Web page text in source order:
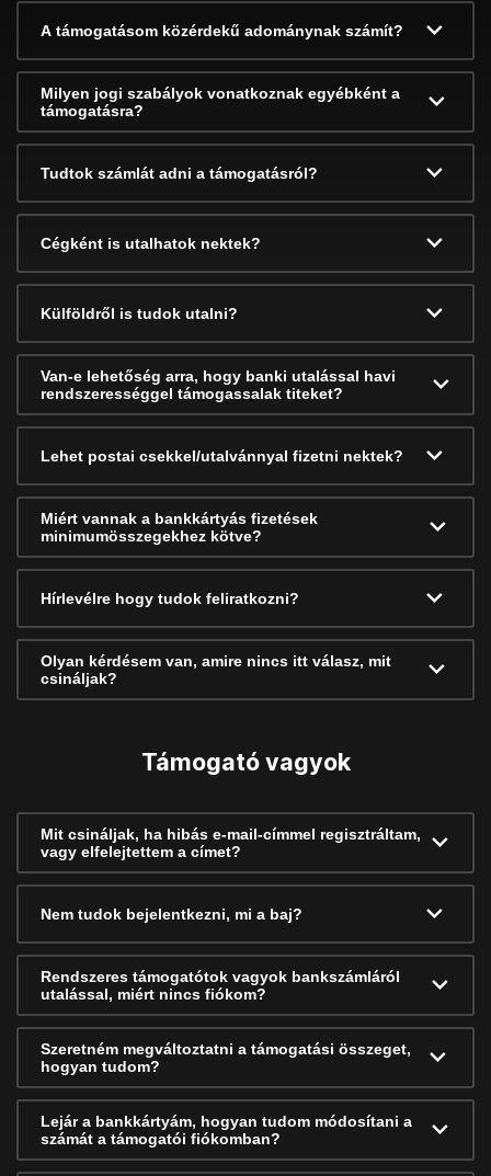
A támogatásom közérdekű adománynak számít?
Milyen jogi szabályok vonatkoznak egyébként a
támogatásra?
Tudtok számlát adni a támogatásról?
Cégként is utalhatok nektek?
Külföldről is tudok utalni?
Van-e lehetőség arra, hogy banki utalással havi
rendszerességgel támogassalak titeket?
Lehet postai csekkel/utalvánnyal fizetni nektek?
Miért vannak a bankkártyás fizetések
minimumösszegekhez kötve?
Hírlevélre hogy tudok feliratkozni?
Olyan kérdésem van, amire nincs itt válasz, mit
csináljak?
Támogató vagyok
Mit csináljak, ha hibás e-mail-címmel regisztráltam,
vagy elfelejtettem a címet?
Nem tudok bejelentkezni, mi a baj?
Rendszeres támogatótok vagyok bankszámláról
utalással, miért nincs fiókom?
Szeretném megváltoztatni a támogatási összeget,
hogyan tudom?
Lejár a bankkártyám, hogyan tudom módosítani a
számát a támogatói fiókomban?